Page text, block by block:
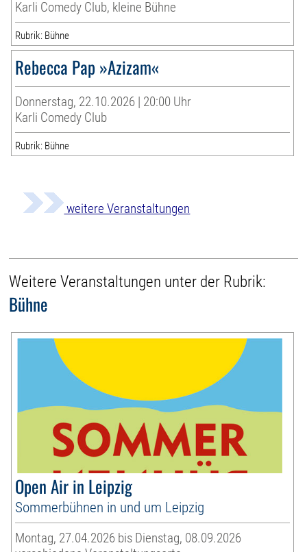
Karli Comedy Club, kleine Bühne
Rubrik: Bühne
Rebecca Pap »Azizam«
Donnerstag, 22.10.2026 | 20:00 Uhr
Karli Comedy Club
Rubrik: Bühne
weitere Veranstaltungen
Weitere Veranstaltungen unter der Rubrik:
Bühne
Open Air in Leipzig
Sommerbühnen in und um Leipzig
Montag, 27.04.2026 bis Dienstag, 08.09.2026